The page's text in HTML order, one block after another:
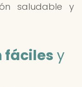
saludable y
fáciles y